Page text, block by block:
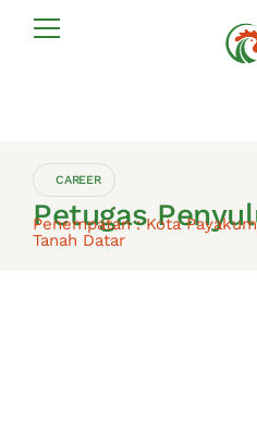
CAREER
Petugas
Penempatan : Kota
Tanah Datar